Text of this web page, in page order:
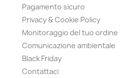
Pagamento sicuro
Privacy & Cookie Policy
Monitoraggio del tuo ordine
Comunicazione ambientale
Black Friday
Contattaci